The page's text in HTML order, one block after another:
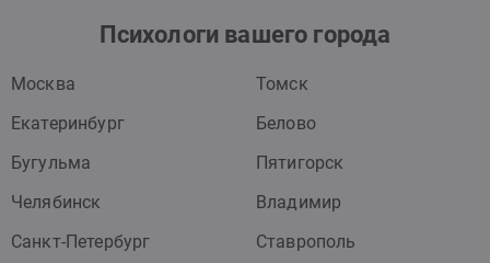
Психологи вашего города
Москва
Томск
Екатеринбург
Белово
Бугульма
Пятигорск
Челябинск
Владимир
Санкт-Петербург
Ставрополь